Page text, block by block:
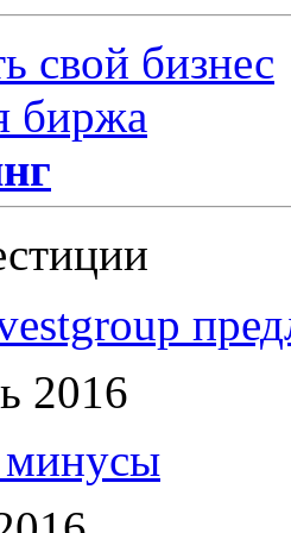
свой бизнес
биржа
2016